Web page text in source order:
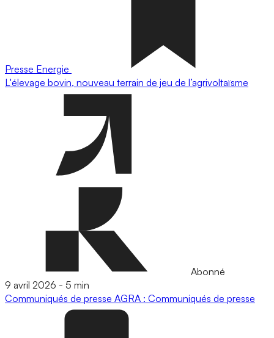
Presse Energie
L'élevage bovin, nouveau terrain de jeu de l’agrivoltaïsme
Abonné
9 avril 2026 - 5 min
Communiqués de presse AGRA : Communiqués de presse